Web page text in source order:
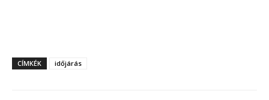
CÍMKÉK időjárás